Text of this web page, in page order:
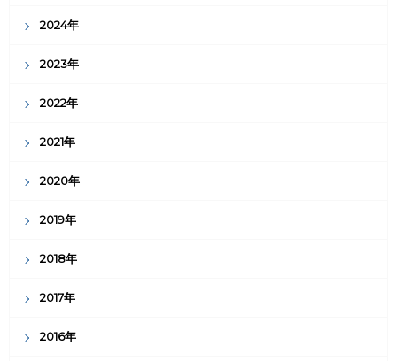
2024年
2023年
2022年
2021年
2020年
2019年
2018年
2017年
2016年